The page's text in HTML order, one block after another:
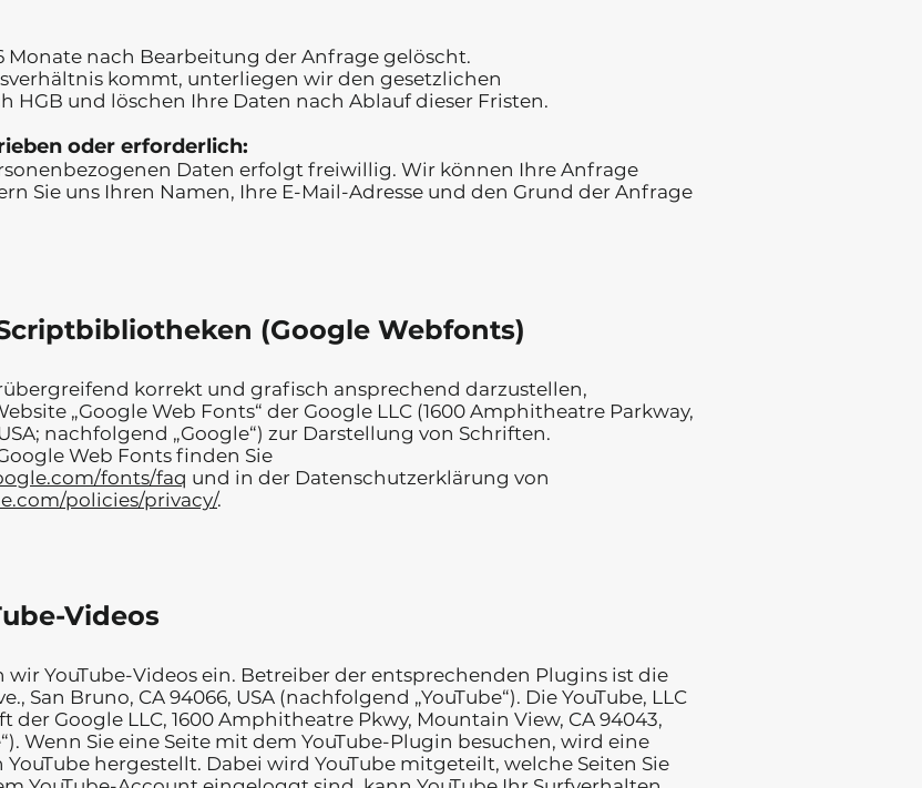
Monate nach Bearbeitung der Anfrage gelöscht.
kommt, unterliegen wir den gesetzlichen
HGB und löschen Ihre Daten nach Ablauf dieser Fristen.
oder erforderlich:
Daten erfolgt freiwillig. Wir können Ihre Anfrage
Sie uns Ihren Namen, Ihre E-Mail-Adresse und den Grund der Anfrage
(Google Webfonts)
korrekt und grafisch ansprechend darzustellen,
„Google Web Fonts“ der Google LLC (1600 Amphitheatre Parkway,
nachfolgend „Google“) zur Darstellung von Schriften.
Web Fonts finden Sie
fonts/faq und in der Datenschutzerklärung von
policies/privacy/.
Videos
wir YouTube-Videos ein. Betreiber der entsprechenden Plugins ist die
San Bruno, CA 94066, USA (nachfolgend „YouTube“). Die YouTube, LLC
der Google LLC, 1600 Amphitheatre Pkwy, Mountain View, CA 94043,
Wenn Sie eine Seite mit dem YouTube-Plugin besuchen, wird eine
hergestellt. Dabei wird YouTube mitgeteilt, welche Seiten Sie